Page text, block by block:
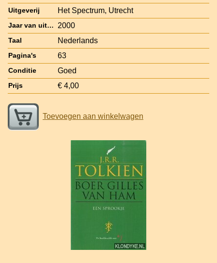
Uitgeverij Het Spectrum, Utrecht
Jaar van uitgave 2000
Taal Nederlands
Pagina's 63
Conditie Goed
Prijs € 4,00
Toevoegen aan winkelwagen